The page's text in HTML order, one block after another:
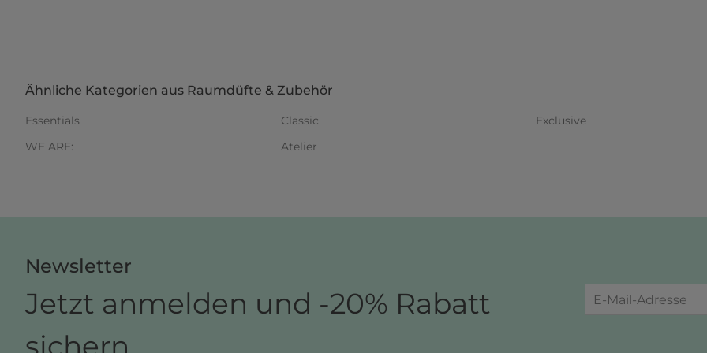
Ähnliche Kategorien aus Raumdüfte & Zubehör
Essentials Classic Exclusive
WE ARE:
Atelier
Newsletter
Jetzt anmelden und -20% Rabatt
sichern.